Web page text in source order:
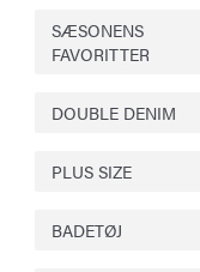
SÆSONENS
FAVORITTER
DOUBLE DENIM
PLUS SIZE
BADETØJ